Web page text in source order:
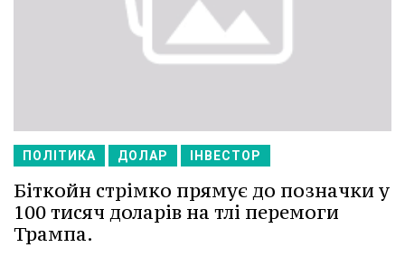
ПОЛІТИКА ДОЛАР ІНВЕСТОР
Біткойн стрімко прямує до позначки у
100 тисяч доларів на тлі перемоги
Трампа.